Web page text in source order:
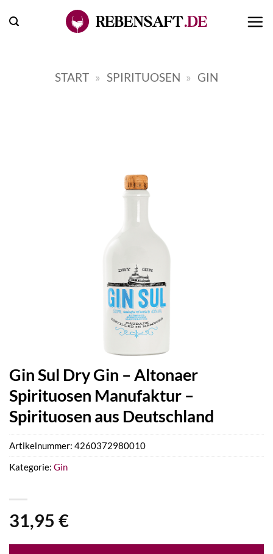
Inhalt
START » SPIRITUOSEN » GIN
Gin Sul Dry Gin – Altonaer
Spirituosen Manufaktur –
Spirituosen aus Deutschland
31,95 €
Artikelnummer: 4260372980010
Kategorie: Gin